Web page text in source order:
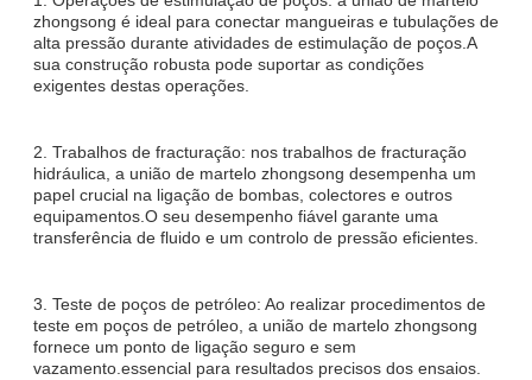
zhongsong é ideal para conectar mangueiras e tubulações de
alta pressão durante atividades de estimulação de poços.A
sua construção robusta pode suportar as condições
exigentes destas operações.
2. Trabalhos de fracturação: nos trabalhos de fracturação
hidráulica, a união de martelo zhongsong desempenha um
papel crucial na ligação de bombas, colectores e outros
equipamentos.O seu desempenho fiável garante uma
transferência de fluido e um controlo de pressão eficientes.
3. Teste de poços de petróleo: Ao realizar procedimentos de
teste em poços de petróleo, a união de martelo zhongsong
fornece um ponto de ligação seguro e sem
vazamento.essencial para resultados precisos dos ensaios.